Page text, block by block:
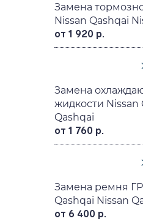
Замена
Nissan Qashqai
от 1 920 р.
Замена
жидкости Nissan
Qashqai
от 1 760 р.
Замена ремня
Qashqai Nissan
от 6 400 р.